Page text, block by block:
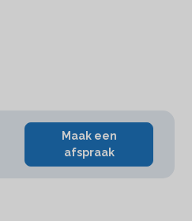
Maak een
afspraak